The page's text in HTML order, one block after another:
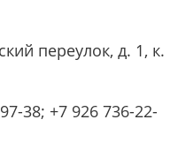
переулок, д. 1, к.
38; +7 926 736-22-